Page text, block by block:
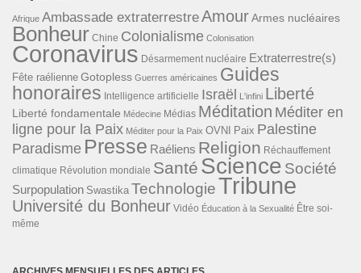
Afrique Ambassade extraterrestreAmourArmes nucléaires
Bonheur Chine Colonialisme Colonisation
Coronavirus Désarmement nucléaire Extraterrestre(s)
Fête raélienne Gotopless Guerres américaines Guides
honoraires Intelligence artificielle Israël L'infini Liberté
Liberté fondamentale Médecine Médias Méditation Méditer en
ligne pour la Paix Méditer pour la Paix OVNI Paix Palestine
Paradisme Presse Raéliens Religion Réchauffement
climatique Révolution mondiale Santé Science Société
Surpopulation Swastika TechnologieTribune
Université du Bonheur Vidéo Éducation à la Sexualité Être soi-
même